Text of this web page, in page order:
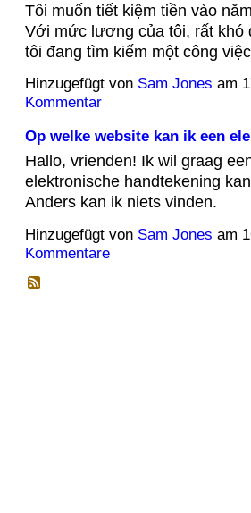
Tôi muốn tiết kiệm tiền vào
Với mức lương của tôi, rất khó
tôi đang tìm kiếm một công
Hinzugefügt von Sam Jones am
Kommentar
Op welke website kan ik een
Hallo, vrienden! Ik wil graag
elektronische handtekening
Anders kan ik niets vinden.
Hinzugefügt von Sam Jones am
Kommentare